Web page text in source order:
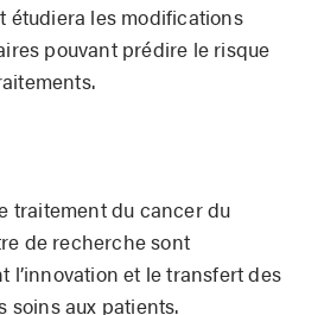
étudiera les modifications
pouvant prédire le risque
traitement du cancer du
de recherche sont
l’innovation et le transfert des
soins aux patients.